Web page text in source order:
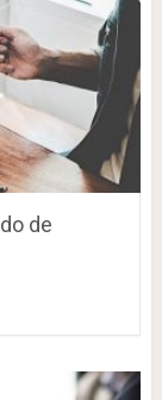
de